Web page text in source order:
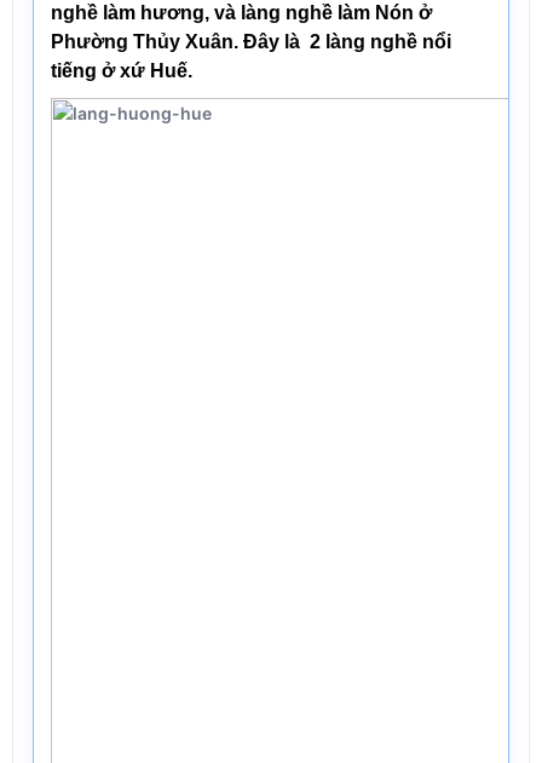
nghề làm hương, và làng nghề làm Nón ở
Phường Thủy Xuân. Đây là 2 làng nghề nổi
tiếng ở xứ Huế.